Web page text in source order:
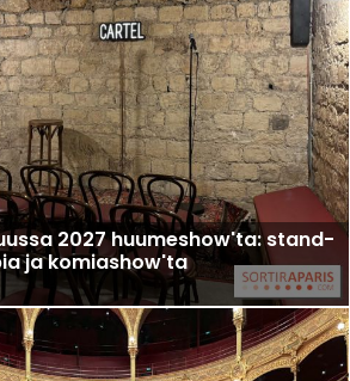
2027 huumeshow'ta: stand-
ja komiashow'ta